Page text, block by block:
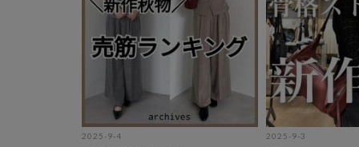
2025-9-4 2025-9-3